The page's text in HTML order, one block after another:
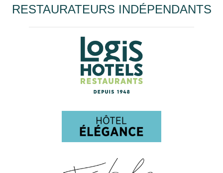
RESTAURATEURS INDÉPENDANTS